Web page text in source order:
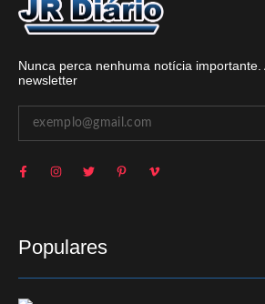
Nunca perca nenhuma notícia importante.
newsletter
Populares